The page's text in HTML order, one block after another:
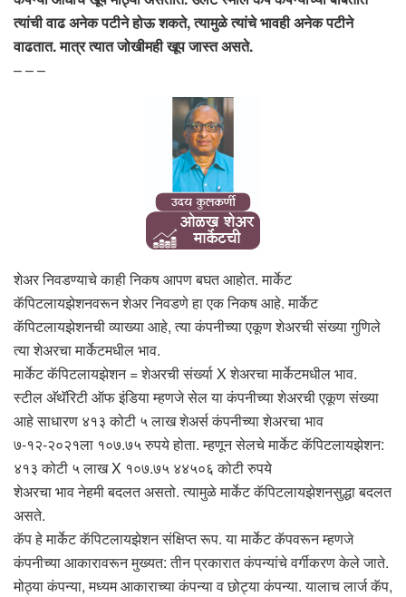
त्यांची वाढ अनेक पटीने होऊ शकते, त्यामुळे त्यांचे भावही अनेक पटीने
वाढतात. मात्र त्यात जोखीमही खूप जास्त असते.
– – –
शेअर निवडण्याचे काही निकष आपण बघत आहोत. मार्केट
कॅपिटलायझेशनवरून शेअर निवडणे हा एक निकष आहे. मार्केट
कॅपिटलायझेशनची व्याख्या आहे, त्या कंपनीच्या एकूण शेअरची संख्या गुणिले
त्या शेअरचा मार्केटमधील भाव.
मार्केट कॅपिटलायझेशन = शेअरची संर्ख्या X शेअरचा मार्केटमधील भाव.
स्टील अ‍ॅथॅरिटी ऑफ इंडिया म्हणजे सेल या कंपनीच्या शेअरची एकूण संख्या
आहे साधारण ४१३ कोटी ५ लाख शेअर्स कंपनीच्या शेअरचा भाव
७-१२-२०२१ला १०७.७५ रुपये होता. म्हणून सेलचे मार्केट कॅपिटलायझेशन:
४१३ कोटी ५ लाख X १०७.७५ ४४५०६ कोटी रुपये
शेअरचा भाव नेहमी बदलत असतो. त्यामुळे मार्केट कॅपिटलायझेशनसुद्धा बदलत
असते.
कॅप हे मार्केट कॅपिटलायझेशन संक्षिप्त रूप. या मार्केट कॅपवरून म्हणजे
कंपनीच्या आकारावरून मुख्यत: तीन प्रकारात कंपन्यांचे वर्गीकरण केले जाते.
मोठ्या कंपन्या, मध्यम आकाराच्या कंपन्या व छोट्या कंपन्या. यालाच लार्ज कॅप,